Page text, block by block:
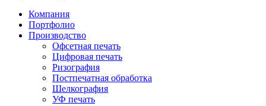
Компания
Портфолио
Производство
Офсетная печать
Цифровая печать
Ризография
Постпечатная обработка
Шелкография
УФ печать